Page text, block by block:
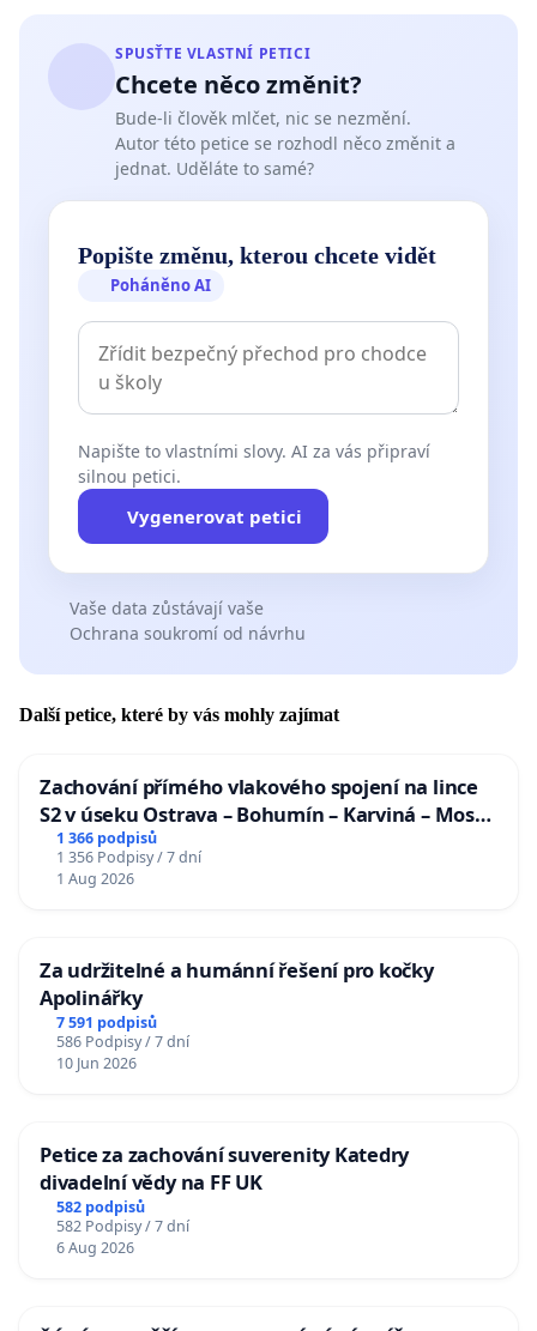
SPUSŤTE VLASTNÍ PETICI
Chcete něco změnit?
Bude-li člověk mlčet, nic se nezmění.
Autor této petice se rozhodl něco změnit a
jednat. Uděláte to samé?
Popište změnu, kterou chcete vidět
Poháněno AI
Napište to vlastními slovy. AI za vás připraví
silnou petici.
Vygenerovat petici
Vaše data zůstávají vaše
Ochrana soukromí od návrhu
Další petice, které by vás mohly zajímat
Zachování přímého vlakového spojení na lince
S2 v úseku Ostrava – Bohumín – Karviná – Mosty
u Jablunkova
1 366 podpisů
1 356 Podpisy / 7 dní
1 Aug 2026
Za udržitelné a humánní řešení pro kočky
Apolinářky
7 591 podpisů
586 Podpisy / 7 dní
10 Jun 2026
Petice za zachování suverenity Katedry
divadelní vědy na FF UK
582 podpisů
582 Podpisy / 7 dní
6 Aug 2026